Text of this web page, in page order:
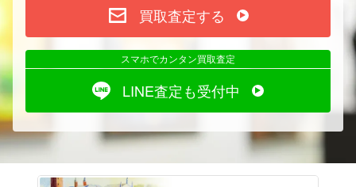
買取査定する
スマホでカンタン買取査定
LINE査定も受付中